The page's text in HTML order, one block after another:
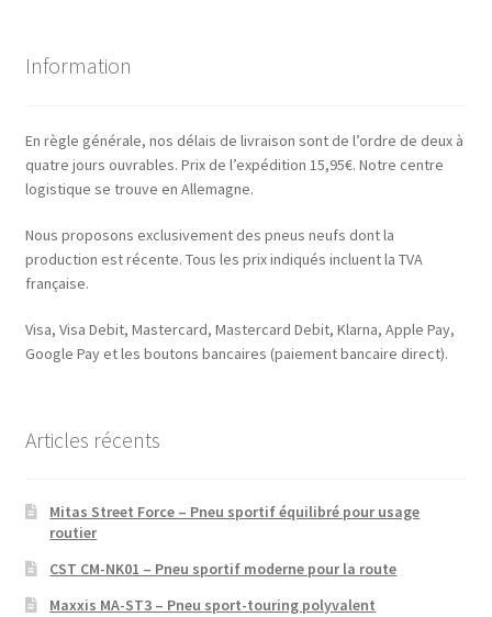
Information
En règle générale, nos délais de livraison sont de l’ordre de deux à
quatre jours ouvrables. Prix de l’expédition 15,95€. Notre centre
logistique se trouve en Allemagne.
Nous proposons exclusivement des pneus neufs dont la
production est récente. Tous les prix indiqués incluent la TVA
française.
Visa, Visa Debit, Mastercard, Mastercard Debit, Klarna, Apple Pay,
Google Pay et les boutons bancaires (paiement bancaire direct).
Articles récents
Mitas Street Force – Pneu sportif équilibré pour usage
routier
CST CM-NK01 – Pneu sportif moderne pour la route
Maxxis MA-ST3 – Pneu sport-touring polyvalent